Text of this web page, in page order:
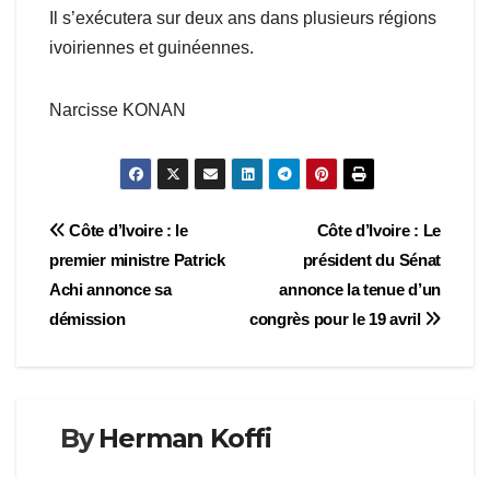
Il s’exécutera sur deux ans dans plusieurs régions
ivoiriennes et guinéennes.
Narcisse KONAN
Navigation
de
l’article
Côte d’Ivoire : Le
président du Sénat
annonce la tenue d’un
congrès pour le 19 avril
Côte d’Ivoire : le
premier ministre Patrick
Achi annonce sa
démission
ByHerman Koffi